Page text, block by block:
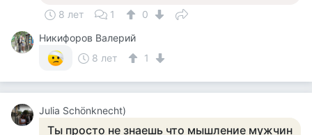
8 лет 1
0
Никифоров Валерий
8 лет
1
Julia Schönknecht)
Ты просто не знаешь что мышление мужчин